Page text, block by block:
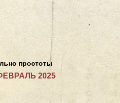
простоты
2025